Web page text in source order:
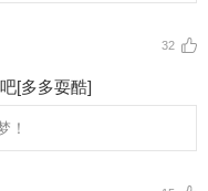
32
[多多耍酷]
！